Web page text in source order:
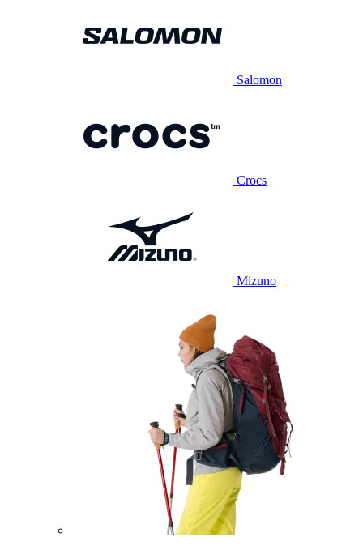
Salomon
Crocs
Mizuno